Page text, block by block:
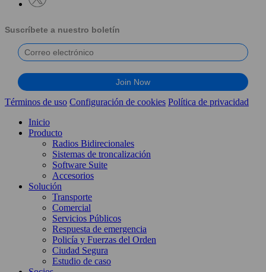
Suscríbete a nuestro boletín
Términos de uso Configuración de cookies Política de privacidad
Inicio
Producto
Radios Bidirecionales
Sistemas de troncalización
Software Suite
Accesorios
Solución
Transporte
Comercial
Servicios Públicos
Respuesta de emergencia
Policía y Fuerzas del Orden
Ciudad Segura
Estudio de caso